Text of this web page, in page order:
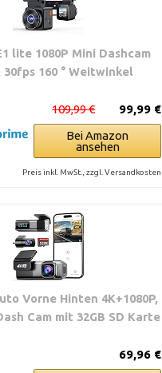
lite 1080P Mini Dashcam
30fps 160 ° Weitwinkel
99,99 €
109,99 €
Bei Amazon
ansehen
Preis inkl. MwSt., zzgl. Versandkosten
Vorne Hinten 4K+1080P,
Cam mit 32GB SD Karte
69,96 €